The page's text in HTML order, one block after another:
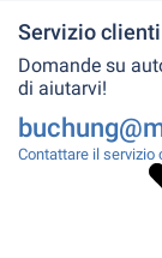
Servizio clienti
Domande su
di aiutarvi!
Contattare il servizio